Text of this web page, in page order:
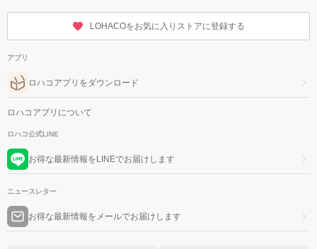
LOHACOをお気に入りストアに登録する
アプリ
ロハコアプリをダウンロード
ロハコアプリについて
ロハコ公式LINE
お得な最新情報をLINEでお届けします
ニュースレター
お得な最新情報をメールでお届けします